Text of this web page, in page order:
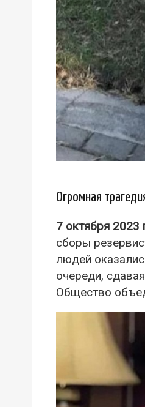
Огромная
7 октября 2023
сборы
людей
очереди,
Общество